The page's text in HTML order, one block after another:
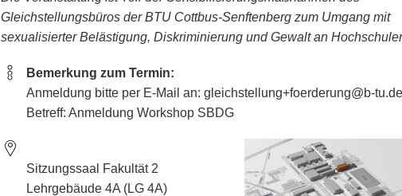
Gleichstellungsbüros der BTU Cottbus-Senftenberg zum Umgang mit
sexualisierter Belästigung, Diskriminierung und Gewalt an
Bemerkung zum Termin:
Anmeldung bitte per E-Mail an: gleichstellung+foerderung@b-
Betreff: Anmeldung Workshop SBDG
Sitzungssaal Fakultät 2
Lehrgebäude 4A (LG 4A)